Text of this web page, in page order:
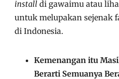
install di gawaimu atau
untuk melupakan sejenak
di Indonesia.
Kemenangan itu
Berarti Semuanya